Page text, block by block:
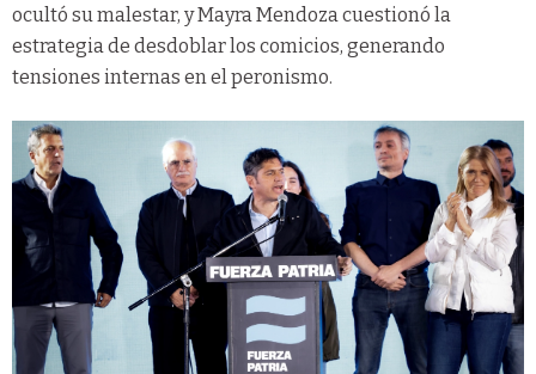
ocultó su malestar, y Mayra Mendoza cuestionó la
estrategia de desdoblar los comicios, generando
tensiones internas en el peronismo.